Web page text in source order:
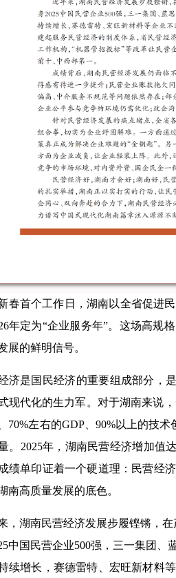
春首个工作日，湖南以全省促进
年定为“企业服务年”。这场高规
展的鲜明信号。
济是国民经济的重要组成部分，
现代化的生力军。对于湖南来说
70%左右的GDP、90%以上的技
。2025年，湖南民营经济增加值
绩单印证着一个硬道理：民营经
南高质量发展的底色。
，湖南民营经济发展步履铿锵，
中国民营企业500强，三一集团
续增长，赛德雷特、宏旺新材料